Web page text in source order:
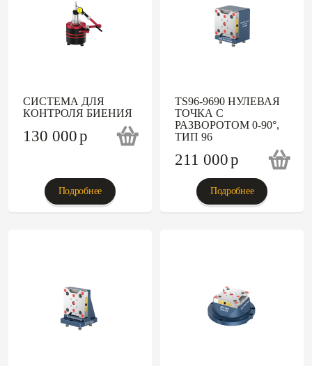
СИСТЕМА ДЛЯ
КОНТРОЛЯ БИЕНИЯ
130 000p
Подробнее
TS96-9690 НУЛЕВАЯ
ТОЧКА С
РАЗВОРОТОМ 0-90°,
ТИП 96
211 000p
Подробнее